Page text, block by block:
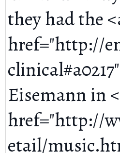
they had the
href="http://
Eisemann in
href="http://
etail/